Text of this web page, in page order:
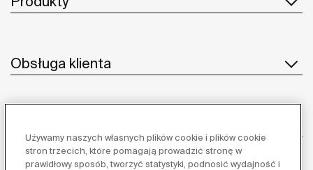
Obsługa klienta
Używamy naszych własnych plików cookie i plików cookie
stron trzecich, które pomagają prowadzić stronę w
prawidłowy sposób, tworzyć statystyki, podnosić wydajność i